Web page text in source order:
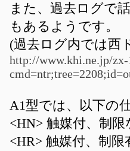
また、過去ログで
もあるようです。
(過去ログ内では西
http://www.khi.ne.jp/
A1型では、以下の
<HN> 触媒付、制限
<HR> 触媒付、制限